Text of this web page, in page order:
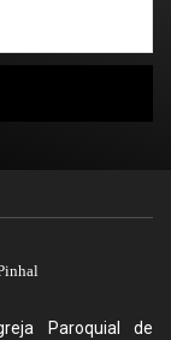
Paroquial de